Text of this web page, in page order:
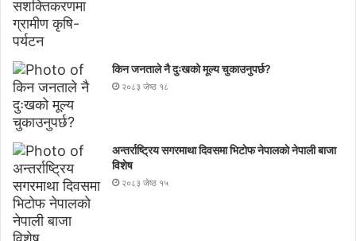
किन जनताले नै दुःखको मूल्य चुकाउनुपर्छ?
२०८३ जेष्ठ १८
अन्तर्राष्ट्रिय सगरमाथा दिवसमा भिटाेफ नेपालकाे नेपाली बाजा
विशेष
२०८३ जेष्ठ १५